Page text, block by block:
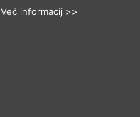
Več informacij >>